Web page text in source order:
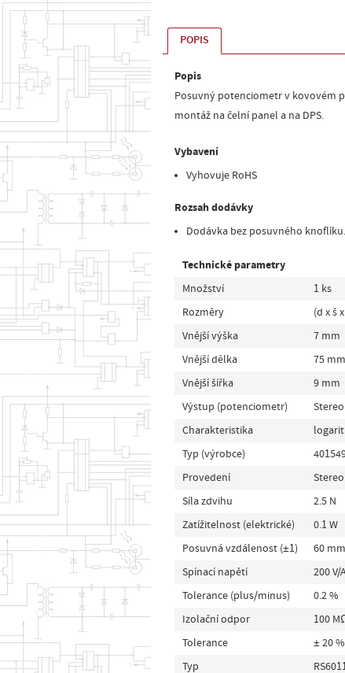
POPIS
Popis
Posuvný potenciometr v kovovém
montáž na čelní panel a na DPS.
Vybavení
Vyhovuje RoHS
Rozsah dodávky
Dodávka bez posuvného knoflíku.
Technické parametry
Množství
1 ks
Rozměry
(d x š
Vnější výška
7 mm
Vnější délka
75 mm
Vnější šířka
9 mm
Výstup (potenciometr)
Stereo
Charakteristika
Typ (výrobce)
Provedení
Stereo
Síla zdvihu
2.5 N
Zatížitelnost (elektrické)
0.1 W
Posuvná vzdálenost (±1)
60 mm
Spínací napětí
200 V/
Tolerance (plus/minus)
0.2 %
Izolační odpor
100
Tolerance
± 20 %
Typ